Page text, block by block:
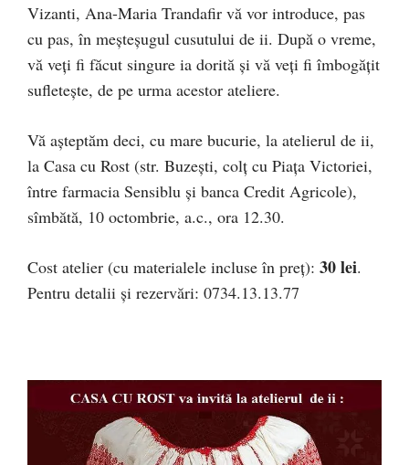
Vizanti, Ana-Maria Trandafir vă vor introduce, pas
cu pas, în meşteşugul cusutului de ii. După o vreme,
vă veţi fi făcut singure ia dorită şi vă veţi fi îmbogăţit
sufleteşte, de pe urma acestor ateliere.
Vă aşteptăm deci, cu mare bucurie, la atelierul de ii,
la Casa cu Rost (str. Buzeşti, colţ cu Piaţa Victoriei,
între farmacia Sensiblu şi banca Credit Agricole),
sîmbătă, 10 octombrie, a.c., ora 12.30.
Cost atelier (cu materialele incluse în preţ): 30 lei.
Pentru detalii şi rezervări: 0734.13.13.77